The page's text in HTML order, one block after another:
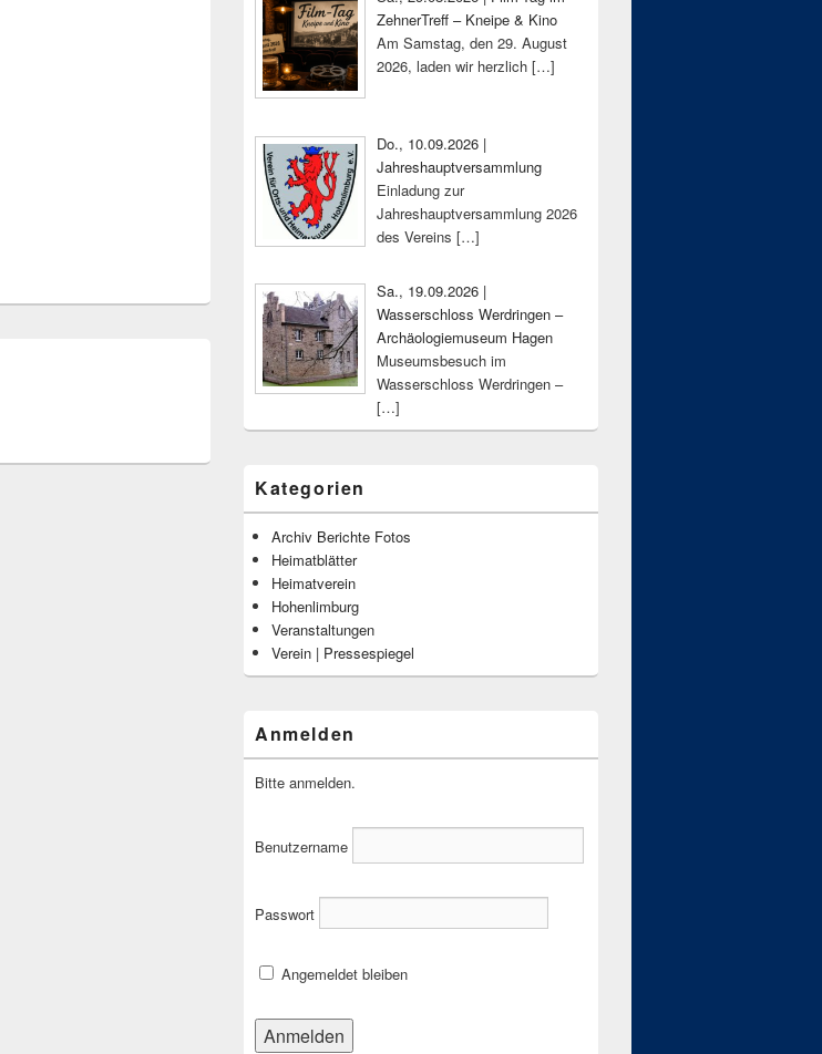
ZehnerTreff – Kneipe & Kino
Am Samstag, den 29. August
2026, laden wir herzlich […]
Do., 10.09.2026 |
Jahreshauptversammlung
Einladung zur
Jahreshauptversammlung 2026
des Vereins […]
Sa., 19.09.2026 |
Wasserschloss Werdringen –
Archäologiemuseum Hagen
Museumsbesuch im
Wasserschloss Werdringen –
[…]
Kategorien
Archiv Berichte Fotos
Heimatblätter
Heimatverein
Hohenlimburg
Veranstaltungen
Verein | Pressespiegel
Anmelden
Bitte anmelden.
Benutzername
Passwort
Angemeldet bleiben